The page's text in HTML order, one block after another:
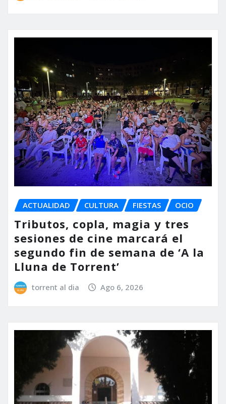
ACTUALIDAD CULTURA FIESTAS OCIO
Tributos, copla, magia y tres
sesiones de cine marcará el
segundo fin de semana de ‘A la
Lluna de Torrent’
torrent al dia Ago 6, 2026